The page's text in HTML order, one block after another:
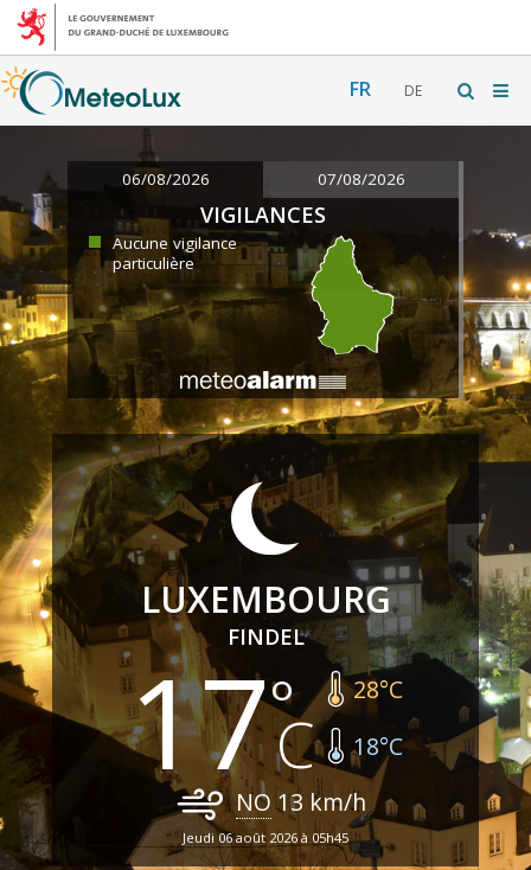
FR DE
06/08/2026 07/08/2026
VIGILANCES
Aucune vigilance
particulière
LUXEMBOURG
FINDEL
17 28°C
18°C
NO 13 km/h
Jeudi 06 août 2026 à 05h45